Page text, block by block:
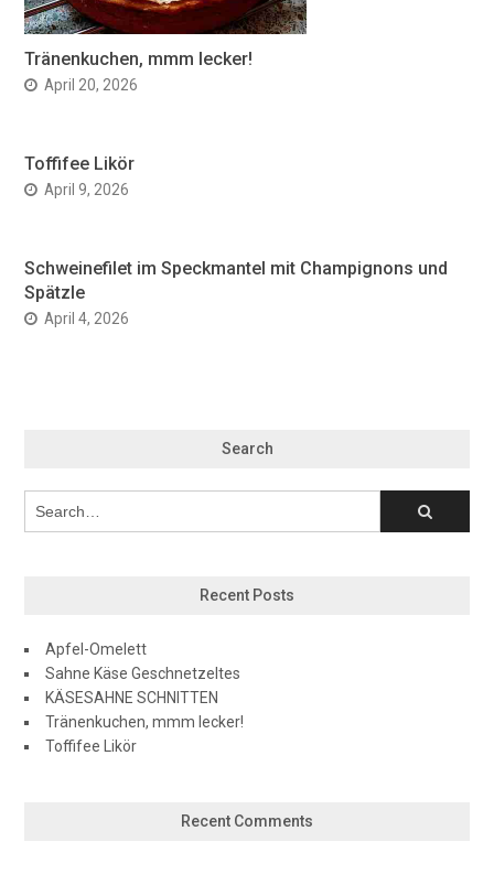
Tränenkuchen, mmm lecker!
April 20, 2026
Toffifee Likör
April 9, 2026
Schweinefilet im Speckmantel mit Champignons und
Spätzle
April 4, 2026
Search
Recent Posts
Apfel-Omelett
Sahne Käse Geschnetzeltes
KÄSESAHNE SCHNITTEN
Tränenkuchen, mmm lecker!
Toffifee Likör
Recent Comments